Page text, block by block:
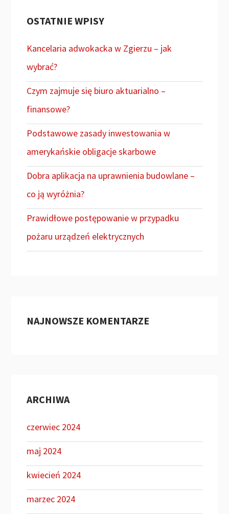
OSTATNIE WPISY
Kancelaria adwokacka w Zgierzu – jak
wybrać?
Czym zajmuje się biuro aktuarialno –
finansowe?
Podstawowe zasady inwestowania w
amerykańskie obligacje skarbowe
Dobra aplikacja na uprawnienia budowlane –
co ją wyróżnia?
Prawidłowe postępowanie w przypadku
pożaru urządzeń elektrycznych
NAJNOWSZE KOMENTARZE
ARCHIWA
czerwiec 2024
maj 2024
kwiecień 2024
marzec 2024